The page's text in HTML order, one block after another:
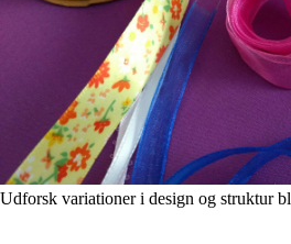
Udforsk variationer i design og struktur